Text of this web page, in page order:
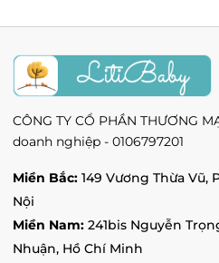
Tình trạng:Còn hàng
Vin Việt Trì - 2 đường
Tiên Cát, Phú Thọ
Tình trạng:Còn hàng
Vincom Tuyen Quang -
Tình trạng: Hết hàng
Vin Vũ Yên - Vincom
Xã Thủy Triều, Hải Phòng
Tình trạng: Còn hàng
CÔNG TY CỔ PHẦN THƯƠNG
doanh nghiệp - 0106797201
Miền Bắc: 149 Vương Thừa Vũ,
Nội
Miền Nam: 241bis Nguyễn
Nhuận, Hồ Chí Minh